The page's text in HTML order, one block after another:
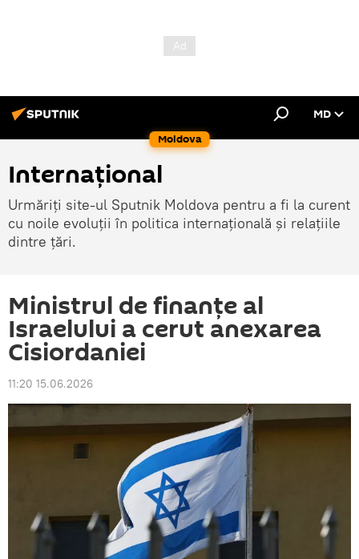
Moldova
MD
Internațional
Urmăriți site-ul Sputnik Moldova pentru a fi la curent
cu noile evoluții în politica internațională și relațiile
dintre țări.
Ministrul de finanțe al
Israelului a cerut anexarea
Cisiordaniei
11:20 15.06.2026